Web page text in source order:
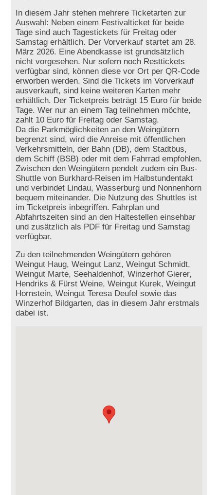
In diesem Jahr stehen mehrere Ticketarten zur
Auswahl: Neben einem Festivalticket für beide
Tage sind auch Tagestickets für Freitag oder
Samstag erhältlich. Der Vorverkauf startet am 28.
März 2026. Eine Abendkasse ist grundsätzlich
nicht vorgesehen. Nur sofern noch Resttickets
verfügbar sind, können diese vor Ort per QR-Code
erworben werden. Sind die Tickets im Vorverkauf
ausverkauft, sind keine weiteren Karten mehr
erhältlich. Der Ticketpreis beträgt 15 Euro für beide
Tage. Wer nur an einem Tag teilnehmen möchte,
zahlt 10 Euro für Freitag oder Samstag.
Da die Parkmöglichkeiten an den Weingütern
begrenzt sind, wird die Anreise mit öffentlichen
Verkehrsmitteln, der Bahn (DB), dem Stadtbus,
dem Schiff (BSB) oder mit dem Fahrrad empfohlen.
Zwischen den Weingütern pendelt zudem ein Bus-
Shuttle von Burkhard-Reisen im Halbstundentakt
und verbindet Lindau, Wasserburg und Nonnenhorn
bequem miteinander. Die Nutzung des Shuttles ist
im Ticketpreis inbegriffen. Fahrplan und
Abfahrtszeiten sind an den Haltestellen einsehbar
und zusätzlich als PDF für Freitag und Samstag
verfügbar.
Zu den teilnehmenden Weingütern gehören
Weingut Haug, Weingut Lanz, Weingut Schmidt,
Weingut Marte, Seehaldenhof, Winzerhof Gierer,
Hendriks & Fürst Weine, Weingut Kurek, Weingut
Hornstein, Weingut Teresa Deufel sowie das
Winzerhof Bildgarten, das in diesem Jahr erstmals
dabei ist.